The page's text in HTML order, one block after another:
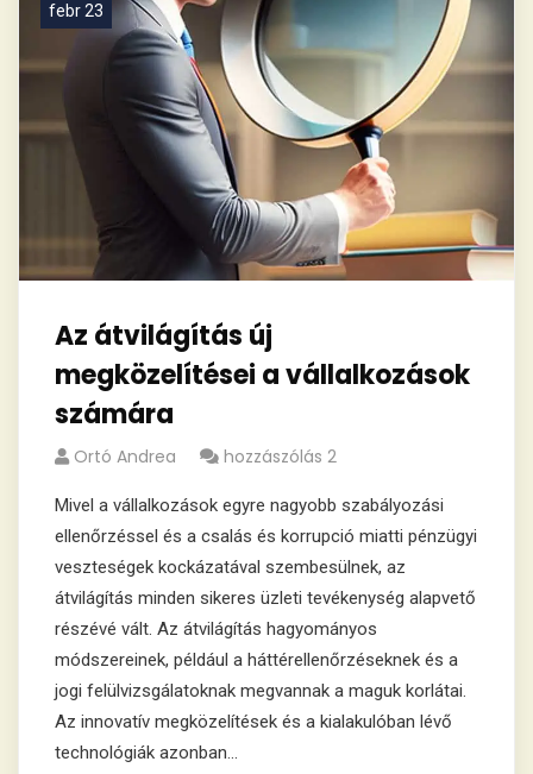
febr 23
Az átvilágítás új
megközelítései a vállalkozások
számára
Ortó Andrea hozzászólás 2
Mivel a vállalkozások egyre nagyobb szabályozási
ellenőrzéssel és a csalás és korrupció miatti pénzügyi
veszteségek kockázatával szembesülnek, az
átvilágítás minden sikeres üzleti tevékenység alapvető
részévé vált. Az átvilágítás hagyományos
módszereinek, például a háttérellenőrzéseknek és a
jogi felülvizsgálatoknak megvannak a maguk korlátai.
Az innovatív megközelítések és a kialakulóban lévő
technológiák azonban…